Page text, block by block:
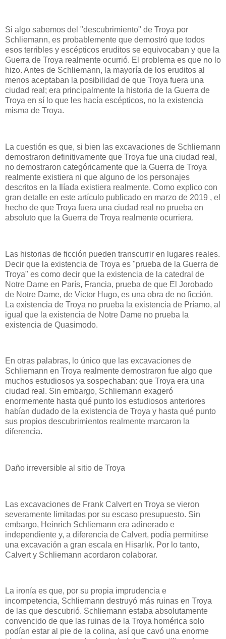
Si algo sabemos del "descubrimiento" de Troya por
Schliemann, es probablemente que demostró que todos
esos terribles y escépticos eruditos se equivocaban y que la
Guerra de Troya realmente ocurrió. El problema es que no lo
hizo. Antes de Schliemann, la mayoría de los eruditos al
menos aceptaban la posibilidad de que Troya fuera una
ciudad real; era principalmente la historia de la Guerra de
Troya en sí lo que les hacía escépticos, no la existencia
misma de Troya.
La cuestión es que, si bien las excavaciones de Schliemann
demostraron definitivamente que Troya fue una ciudad real,
no demostraron categóricamente que la Guerra de Troya
realmente existiera ni que alguno de los personajes
descritos en la Ilíada existiera realmente. Como explico con
gran detalle en este artículo publicado en marzo de 2019 , el
hecho de que Troya fuera una ciudad real no prueba en
absoluto que la Guerra de Troya realmente ocurriera.
Las historias de ficción pueden transcurrir en lugares reales.
Decir que la existencia de Troya es "prueba de la Guerra de
Troya" es como decir que la existencia de la catedral de
Notre Dame en París, Francia, prueba de que El Jorobado
de Notre Dame, de Victor Hugo, es una obra de no ficción.
La existencia de Troya no prueba la existencia de Príamo, al
igual que la existencia de Notre Dame no prueba la
existencia de Quasimodo.
En otras palabras, lo único que las excavaciones de
Schliemann en Troya realmente demostraron fue algo que
muchos estudiosos ya sospechaban: que Troya era una
ciudad real. Sin embargo, Schliemann exageró
enormemente hasta qué punto los estudiosos anteriores
habían dudado de la existencia de Troya y hasta qué punto
sus propios descubrimientos realmente marcaron la
diferencia.
Daño irreversible al sitio de Troya
Las excavaciones de Frank Calvert en Troya se vieron
severamente limitadas por su escaso presupuesto. Sin
embargo, Heinrich Schliemann era adinerado e
independiente y, a diferencia de Calvert, podía permitirse
una excavación a gran escala en Hisarlık. Por lo tanto,
Calvert y Schliemann acordaron colaborar.
La ironía es que, por su propia imprudencia e
incompetencia, Schliemann destruyó más ruinas en Troya
de las que descubrió. Schliemann estaba absolutamente
convencido de que las ruinas de la Troya homérica solo
podían estar al pie de la colina, así que cavó una enorme